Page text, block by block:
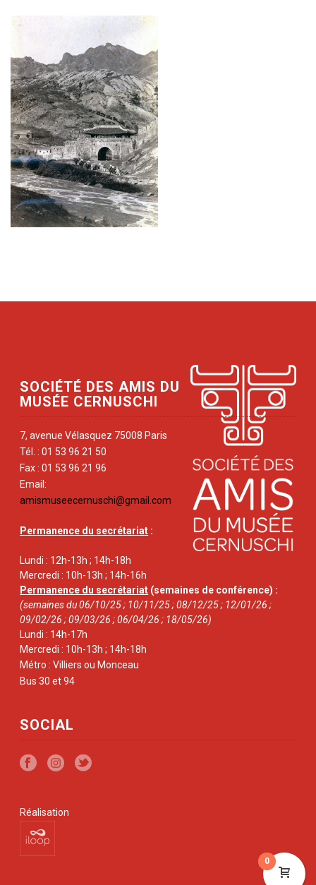
SOCIÉTÉ DES AMIS DU
MUSÉE CERNUSCHI
7, avenue Vélasquez 75008 Paris
Tél. : 01 53 96 21 50
Fax : 01 53 96 21 96
Email:
amismuseecernuschi@gmail.com
Permanence du secrétariat :
Lundi : 12h-13h ; 14h-18h
Mercredi : 10h-13h ; 14h-16h
Permanence du secrétariat (semaines de conférence) :
(semaines du 06/10/25 ; 10/11/25 ; 08/12/25 ; 12/01/26 ;
09/02/26 ; 09/03/26 ; 06/04/26 ; 18/05/26)
Lundi : 14h-17h
Mercredi : 10h-13h ; 14h-18h
Métro : Villiers ou Monceau
Bus 30 et 94
SOCIAL
Réalisation
0